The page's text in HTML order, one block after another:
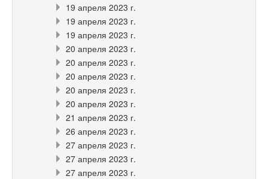
19 апреля 2023 г.
19 апреля 2023 г.
19 апреля 2023 г.
20 апреля 2023 г.
20 апреля 2023 г.
20 апреля 2023 г.
20 апреля 2023 г.
20 апреля 2023 г.
21 апреля 2023 г.
26 апреля 2023 г.
27 апреля 2023 г.
27 апреля 2023 г.
27 апреля 2023 г.